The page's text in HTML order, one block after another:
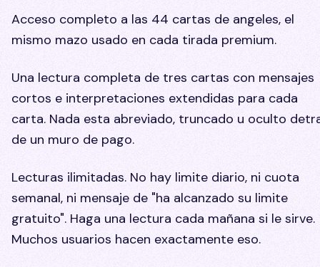
Acceso completo a las 44 cartas de angeles, el
mismo mazo usado en cada tirada premium.
Una lectura completa de tres cartas con mensajes
cortos e interpretaciones extendidas para cada
carta. Nada esta abreviado, truncado u oculto
de un muro de pago.
Lecturas ilimitadas. No hay limite diario, ni cuota
semanal, ni mensaje de "ha alcanzado su limite
gratuito". Haga una lectura cada mañana si le sirve.
Muchos usuarios hacen exactamente eso.